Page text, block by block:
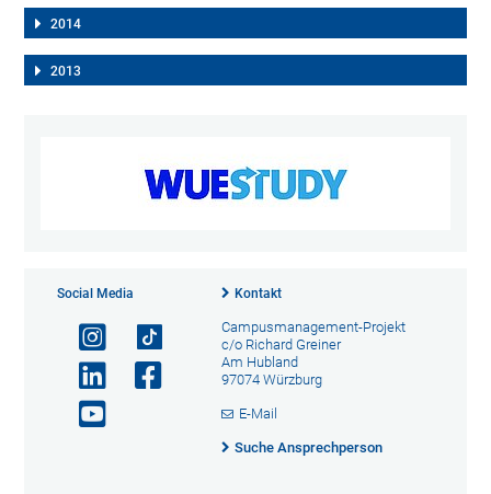
2014
2013
Social Media Kontakt
Campusmanagement-Projekt
c/o Richard Greiner
Am Hubland
97074 Würzburg
E-Mail
Suche Ansprechperson